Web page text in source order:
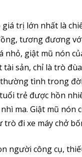
trị lớn nhất là
tương đương
nhỏ, giật mũ nón
tài sản, chỉ là trò
tình trong
trẻ được hồn
ma. Giật mũ nón
đi xe máy chở
người công cụ,